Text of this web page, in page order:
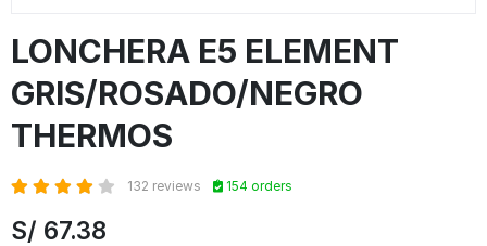
LONCHERA E5 ELEMENT
GRIS/ROSADO/NEGRO
THERMOS
132 reviews 154 orders
S/ 67.38